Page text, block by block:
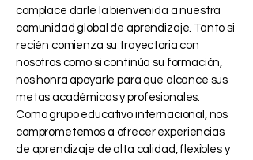
complace darle la bienvenida a nuestra
comunidad global de aprendizaje. Tanto si
recién comienza su trayectoria con
nosotros como si continúa su formación,
nos honra apoyarle para que alcance sus
metas académicas y profesionales.
Como grupo educativo internacional, nos
comprometemos a ofrecer experiencias
de aprendizaje de alta calidad, flexibles y